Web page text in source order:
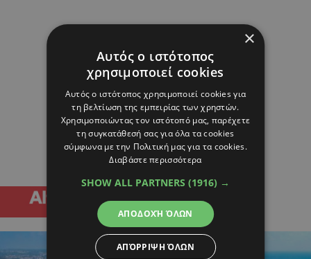
×
Αυτός ο ιστότοπος
χρησιμοποιεί cookies
Αυτός ο ιστότοπος χρησιμοποιεί cookies για
τη βελτίωση της εμπειρίας των χρηστών.
Χρησιμοποιώντας τον ιστότοπό μας, παρέχετε
τη συγκατάθεσή σας για όλα τα cookies
σύμφωνα με την Πολιτική μας για τα cookies.
Διαβάστε περισσότερα
SHOW ALL PARTNERS (1916) →
ΑΠΟΔΟΧΉ ΌΛΩΝ
ΑΠΌΡΡΙΨΗ ΌΛΩΝ